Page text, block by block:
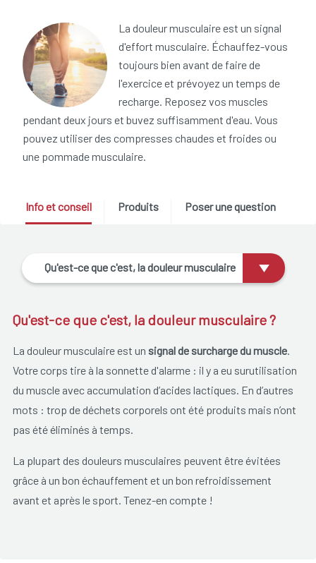
La douleur musculaire est un signal
d'effort musculaire. Échauffez-vous
toujours bien avant de faire de
l'exercice et prévoyez un temps de
recharge. Reposez vos muscles
pendant deux jours et buvez suffisamment d'eau. Vous
pouvez utiliser des compresses chaudes et froides ou
une pommade musculaire.
Info et conseil Produits Poser une question
Qu'est-ce que c'est, la douleur musculaire
Qu'est-ce que c'est, la douleur musculaire ?
La douleur musculaire est un signal de surcharge du muscle.
Votre corps tire à la sonnette d'alarme : il y a eu surutilisation
du muscle avec accumulation d’acides lactiques. En d’autres
mots : trop de déchets corporels ont été produits mais n’ont
pas été éliminés à temps.
La plupart des douleurs musculaires peuvent être évitées
grâce à un bon échauffement et un bon refroidissement
avant et après le sport. Tenez-en compte !